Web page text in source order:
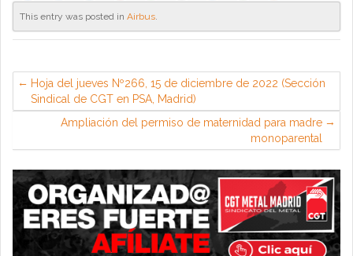
This entry was posted in Airbus.
Hoja del jueves Nº266, 15 de diciembre de 2022 (Sección
Sindical de CGT en PSA, Madrid)
Ampliación del permiso de maternidad para madre
monoparental